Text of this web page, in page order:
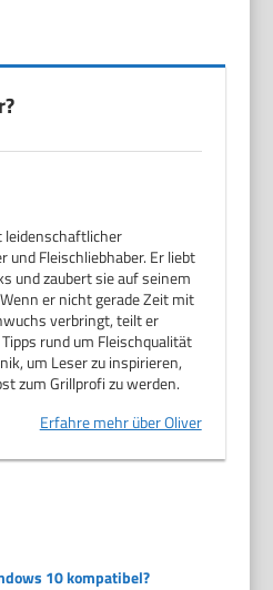
leidenschaftlicher
und Fleischliebhaber. Er liebt
und zaubert sie auf seinem
er nicht gerade Zeit mit
verbringt, teilt er
rund um Fleischqualität
um Leser zu inspirieren,
zum Grillprofi zu werden.
Erfahre mehr über Oliver
10 kompatibel?